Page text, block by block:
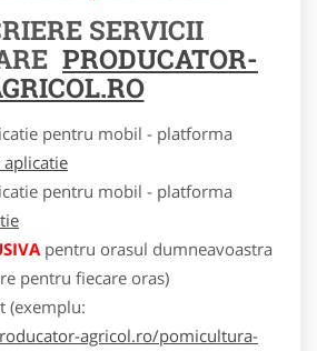
SERVICII
PRODUCATOR-
pentru mobil - platforma
aplicatie
pentru mobil - platforma
pentru orasul dumneavoastra
pentru fiecare oras)
(exemplu:
agricol.ro/pomicultura-